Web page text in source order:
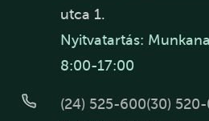
utca 1.
Nyitvatartás:
8:00-17:00
(24) 525-600(30)